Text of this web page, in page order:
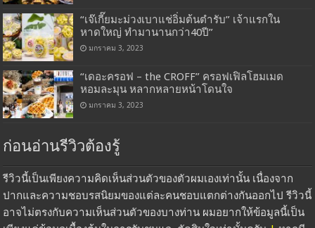
“เจ๊เกี๊ยมะม่วงเบาแช่อิ่มต้นตำรับ” เจ้าแรกใน
หาดใหญ่ ทำมานานกว่า40ปี”
มกราคม 3, 2023
“เดอะครอฟ – the CROFF” ครอฟเฟิลโฮมเมด
หอมละมุน หลากหลายหน้าโดนใจ
มกราคม 3, 2023
ก่อนอ่านรีวิวต้องรู้
รีวิวนี้เป็นเพียงความคิดเห็นส่วนตัวของตัวผมเองเท่านั้น เนื่องจาก
ปากและความชอบรสนิยมของแต่ละคนชอบแตกต่างกันออกไป รีวิวนี้
อาจไม่ตรงกับความเห็นส่วนตัวของบางท่าน ผมอยากให้ข้อมูลนี้เป็น